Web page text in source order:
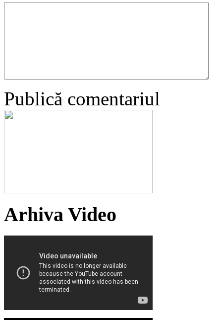
Publică comentariul
Arhiva Video